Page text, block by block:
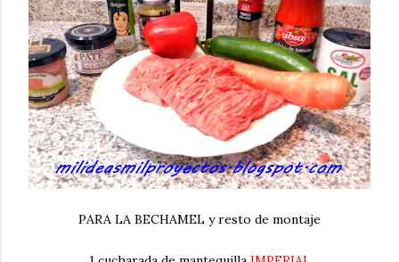
PARA LA BECHAMEL y resto de montaje